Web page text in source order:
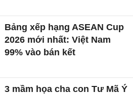
Bảng xếp hạng ASEAN Cup
2026 mới nhất: Việt Nam
99% vào bán kết
3 mầm họa cha con Tư Mã Ý